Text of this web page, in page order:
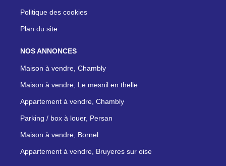
Politique des cookies
Plan du site
NOS ANNONCES
Maison à vendre, Chambly
Maison à vendre, Le mesnil en thelle
Appartement à vendre, Chambly
Parking / box à louer, Persan
Maison à vendre, Bornel
Appartement à vendre, Bruyeres sur oise